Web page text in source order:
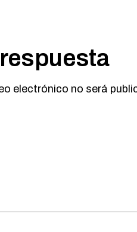
electrónico no será